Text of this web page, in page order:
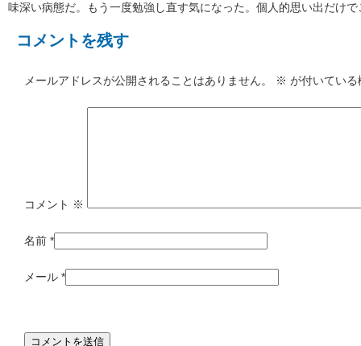
味深い病態だ。もう一度勉強し直す気になった。個人的思い出だけ
コメントを残す
メールアドレスが公開されることはありません。 ※ が付いてい
コメント ※
名前 *
メール *